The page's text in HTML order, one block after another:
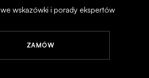
wskazówki i porady ekspertów
ZAMÓW